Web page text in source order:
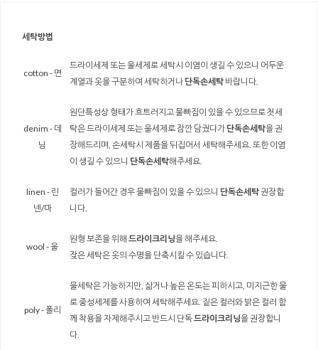
세탁방법
cotton - 면
드라이세제 또는 울세제로 세탁시 이염이 생길 수 있으니 어두운
계열과 옷을 구분하여 세탁하거나 단독손세탁 바랍니다.
denim - 데
님
원단특성상 형태가 흐트러지고 물빠짐이 있을 수 있으므로 첫세
탁은 드라이세제 또는 울세제로 잠깐 담궜다가 단독손세탁을 권
장해드리며, 손세탁시 제품을 뒤집어서 세탁해주세요. 또한 이염
이 생길 수 있으니 단독손세탁해주세요.
linen - 린
넨/마
컬러가 들어간 경우 물빠짐이 있을 수 있으니 단독손세탁권장합
니다.
wool - 울
원형 보존을 위해 드라이크리닝을 해주세요.
잦은 세탁은 옷의 수명을 단축시킬 수 있습니다.
poly - 폴리
물세탁은 가능하지만, 삶거나 높은 온도는 피하시고, 미지근한 물
로 중성세제를 사용하여 세탁해주세요. 짙은 컬러와 밝은 컬러 함
께 착용을 자제해주시고 반드시 단독드라이크리닝을 권장합니
다.